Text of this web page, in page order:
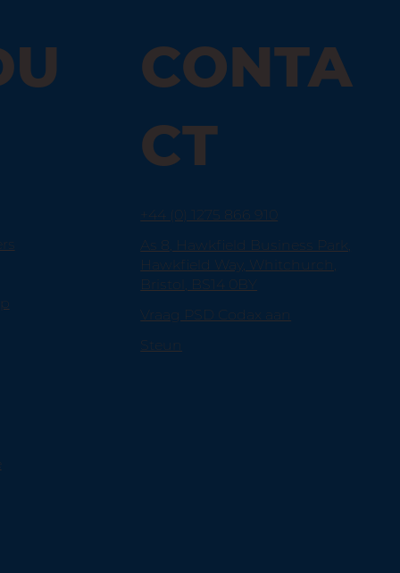
CONTA
CT
+44 (0) 1275 866 910
As 8, Hawkfield Business Park,
Hawkfield Way, Whitchurch,
Bristol, BS14 0BY
Vraag PSD Codax aan
Steun